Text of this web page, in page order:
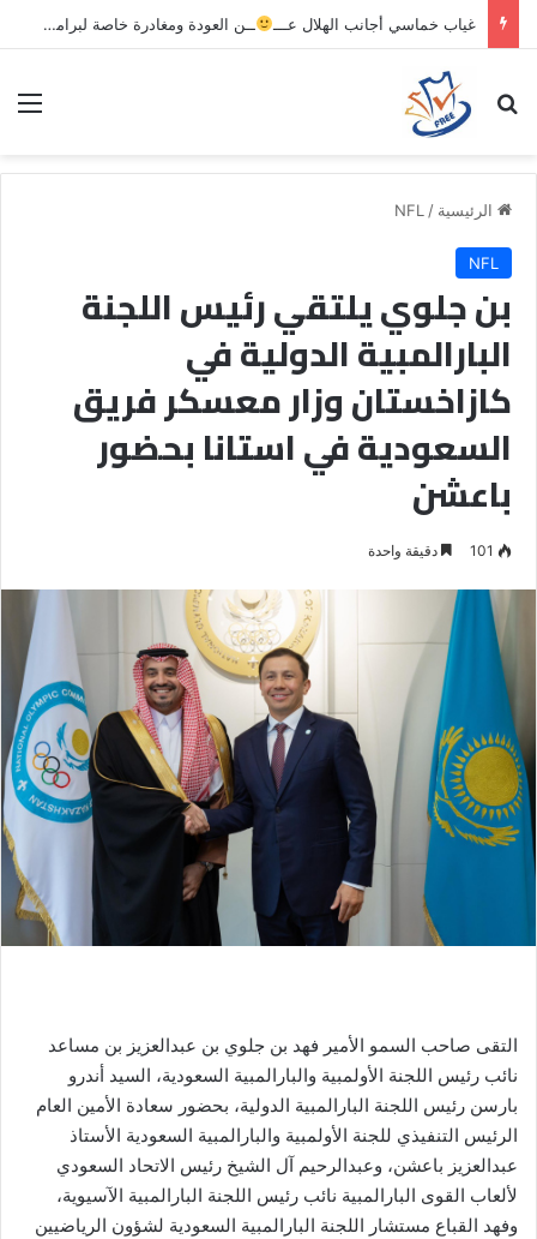
غياب خماسي أجانب الهلال عـــ ــن العودة ومغادرة خاصة لبرامج الاستشفاء والتأهيل
بحث عن
الرئيسية /
NFL
NFL
بن جلوي يلتقي رئيس اللجنة
البارالمبية الدولية في
كازاخستان وزار معسكر فريق
السعودية في استانا بحضور
باعشن
101 دقيقة واحدة
التقى صاحب السمو الأمير فهد بن جلوي بن عبدالعزيز بن مساعد
نائب رئيس اللجنة الأولمبية والبارالمبية السعودية، السيد أندرو
بارسن رئيس اللجنة البارالمبية الدولية، بحضور سعادة الأمين العام
الرئيس التنفيذي للجنة الأولمبية والبارالمبية السعودية الأستاذ
عبدالعزيز باعشن، وعبدالرحيم آل الشيخ رئيس الاتحاد السعودي
لألعاب القوى البارالمبية نائب رئيس اللجنة البارالمبية الآسيوية،
وفهد القباع مستشار اللجنة البارالمبية السعودية لشؤون الرياضيين